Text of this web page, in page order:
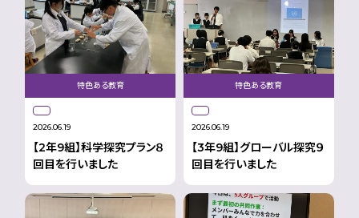
2026.06.19
特色ある教育
【2年9組】科学探究プラン８
回目を行いました
2026.06.19
特色ある教育
【3年9組】グローバル探究９
回目を行いました